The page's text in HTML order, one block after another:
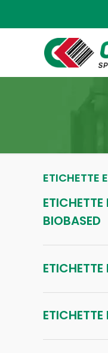
ETICHETTE
ETICHETTE
BIOBASED
ETICHETTE
ETICHETTE